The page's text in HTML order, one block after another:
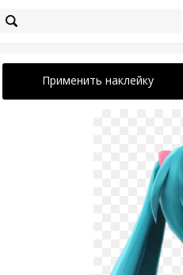
Применить наклейку